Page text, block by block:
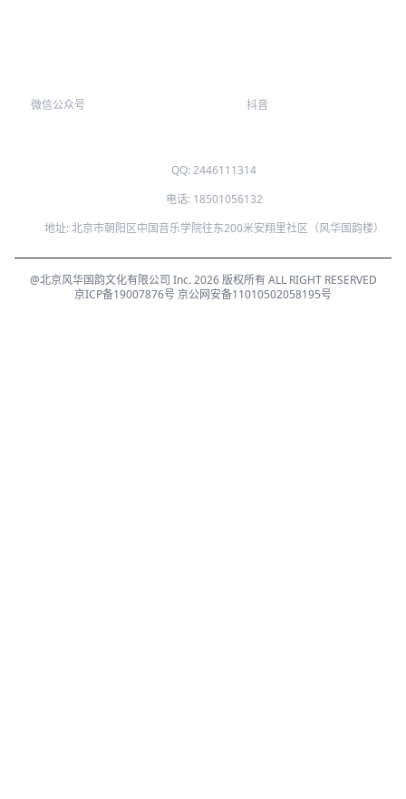
微信公众号 抖音
QQ: 2446111314
电话: 18501056132
地址: 北京市朝阳区中国音乐学院往东200米安翔里社区（风华国韵楼）
@北京风华国韵文化有限公司 Inc. 2026 版权所有 ALL RIGHT RESERVED
京ICP备19007876号 京公网安备11010502058195号